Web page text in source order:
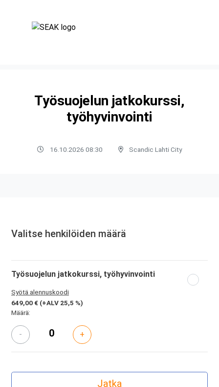
Työsuojelun jatkokurssi,
työhyvinvointi
16.10.2026 08:30 Scandic Lahti City
Valitse henkilöiden määrä
Työsuojelun jatkokurssi, työhyvinvointi
Syötä alennuskoodi
649,00 € (+ALV 25,5 %)
Määrä:
- +